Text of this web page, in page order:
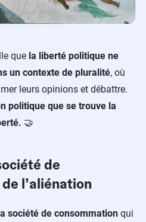
que la liberté politique ne
un contexte de pluralité, où
leurs opinions et débattre.
politique que se trouve la
🤝
de
l’aliénation
société de consommation qui